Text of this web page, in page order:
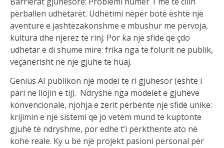
përballen udhëtarët. Udhëtimi nëpër botë është një
aventurë e jashtëzakonshme e mbushur me përvoja,
kultura dhe njerëz të rinj. Por ka një sfidë që çdo
udhëtar e di shumë mirë: frika nga të folurit në publik,
veçanërisht në një gjuhë të huaj.
Genius AI publikon një model të ri gjuhësor (është i
pari në llojin e tij). Ndryshe nga modelet e gjuhëve
konvencionale, njohja e zërit përbënte një sfidë unike:
krijimin e një sistemi që jo vetëm mund të kuptonte
gjuhë të ndryshme, por edhe t’i përkthente ato në
kohë reale. Ky u bë një projekt pasioni personal për